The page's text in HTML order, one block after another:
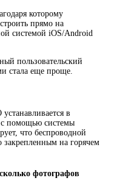
которому
прямо на
системой iOS/Android
пользовательский
стала еще проще.
в
помощью системы
что беспроводной
закрепленным на горячем
фотографов